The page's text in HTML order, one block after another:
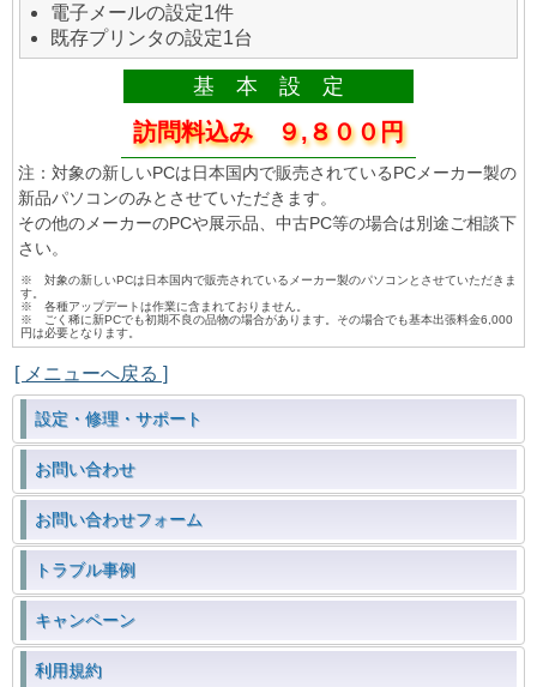
電子メールの設定1件
既存プリンタの設定1台
基 本 設 定
訪問料込み ９,８００円
注：対象の新しいPCは日本国内で販売されているPCメーカー製の
新品パソコンのみとさせていただきます。
その他のメーカーのPCや展示品、中古PC等の場合は別途ご相談下
さい。
※ 対象の新しいPCは日本国内で販売されているメーカー製のパソコンとさせていただきま
す。
※ 各種アップデートは作業に含まれておりません。
※ ごく稀に新PCでも初期不良の品物の場合があります。その場合でも基本出張料金6,000
円は必要となります。
[ メニューへ戻る ]
設定・修理・サポート
お問い合わせ
お問い合わせフォーム
トラブル事例
キャンペーン
利用規約